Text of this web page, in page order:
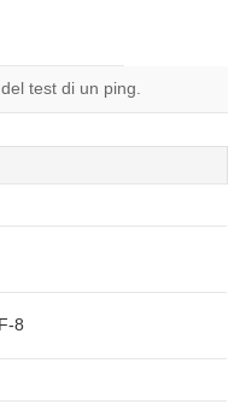
test di un ping.
8